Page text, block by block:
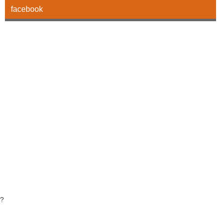
facebook
?